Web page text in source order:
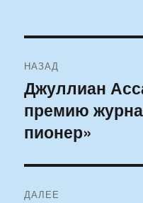
по
записям
НАЗАД
Предыдущая
запись:
Джуллиан
премию
пионер»
ДАЛЕЕ